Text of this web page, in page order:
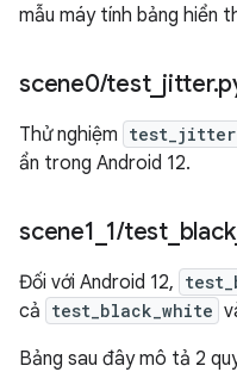
mẫu máy tính bảng hiển
scene0/test_ jitter.
Thử nghiệm test_jitter
ẩn trong Android 12.
scene1 1/test_ black_
Đối với Android 12,
cả test_black_white
Bảng sau đây mô tả 2